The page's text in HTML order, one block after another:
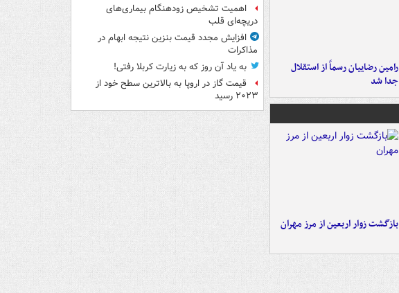
رامین رضاییان رسماً از استقلال
جدا شد
بازگشت زوار اربعین از مرز مهران
اهمیت تشخیص زودهنگام بیماری‌های
دریچه‌ای قلب
افزایش مجدد قیمت بنزین نتیجه ابهام در
مذاکرات
به یاد آن روز که به زیارت کربلا رفتی!
قیمت گاز در اروپا به بالاترین سطح خود از
۲۰۲۳ رسید